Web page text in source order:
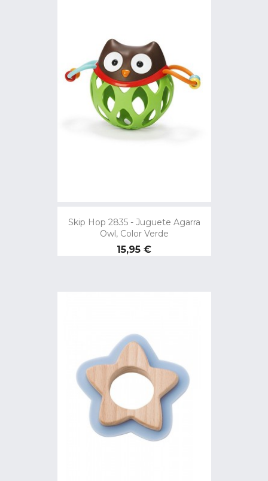
Skip Hop 2835 - Juguete Agarra
Owl, Color Verde
Precio
15,95 €